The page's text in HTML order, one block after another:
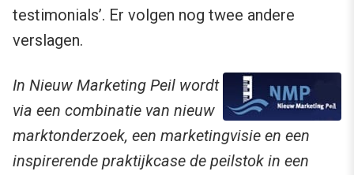
testimonials’. Er volgen nog twee andere
verslagen.
In Nieuw Marketing Peil wordt
via een combinatie van nieuw
marktonderzoek, een marketingvisie en een
inspirerende praktijkcase de peilstok in een